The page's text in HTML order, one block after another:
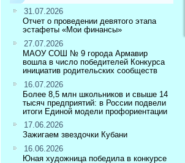
31.07.2026
Отчет о проведении девятого этапа
эстафеты «Мои финансы»
27.07.2026
МАОУ СОШ № 9 города Армавир
вошла в число победителей Конкурса
инициатив родительских сообществ
16.07.2026
Более 8,5 млн школьников и свыше 14
тысяч предприятий: в России подвели
итоги Единой модели профориентации
17.06.2026
Зажигаем звездочки Кубани
16.06.2026
Юная художница победила в конкурсе